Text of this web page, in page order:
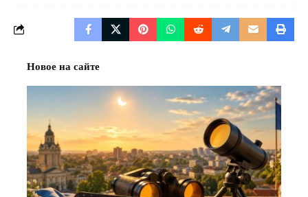
Новое на сайте